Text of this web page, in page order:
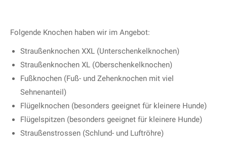
Folgende Knochen haben wir im Angebot:
Straußenknochen XXL (Unterschenkelknochen)
Straußenknochen XL (Oberschenkelknochen)
Fußknochen (Fuß- und Zehenknochen mit viel
Sehnenanteil)
Flügelknochen (besonders geeignet für kleinere Hunde)
Flügelspitzen (besonders geeignet für kleinere Hunde)
Straußenstrossen (Schlund- und Luftröhre)